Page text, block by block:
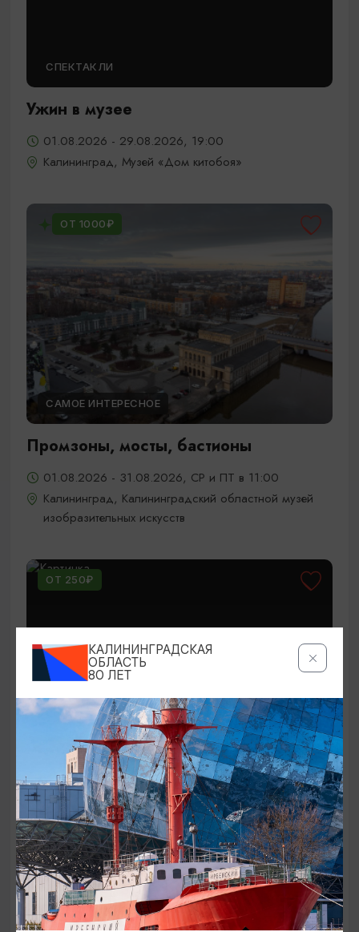
СПЕКТАКЛИ
Ужин в музее
01.08.2026 - 29.08.2026, 19:00
Калининград, Музей «Дом китобоя»
ОТ 1000₽
САМОЕ ИНТЕРЕСНОЕ
Промзоны, мосты, бастионы
01.08.2026 - 31.08.2026, СР и ПТ в 11:00
Калининград, Калининградский областной музей
изобразительных искусств
ОТ 250₽
КОНЦЕРТЫ
Мероприятия в Доме-музее Германа
Брахерта в августе
01.08.2026 - 31.08.2026
Светлогорск, Дом-музей Германа Брахерта
КАЛИНИНГРАДСКАЯ
ОБЛАСТЬ
80 ЛЕТ